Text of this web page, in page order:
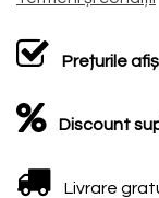
Prețurile
Discount
Livrare